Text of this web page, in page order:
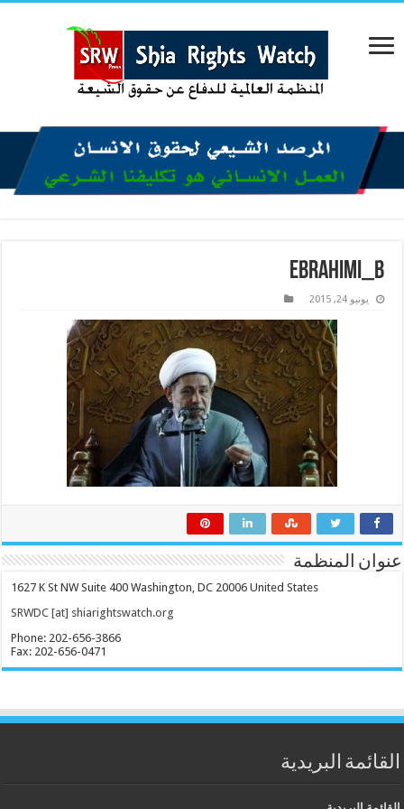
ebrahimi_b
يونيو 24, 2015
عنوان المنظمة
1627 K St NW Suite 400 Washington, DC 20006 United States
SRWDC [at] shiarightswatch.org
Phone: 202-656-3866
Fax: 202-656-0471
القائمة البريدية